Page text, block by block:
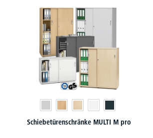
Schiebetürenschränke MULTI M pro